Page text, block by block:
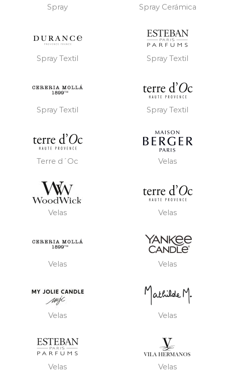
Spray Spray Cerámica
Spray Textil Spray Textil
Spray Textil Spray Textil
Terre d´Oc Velas
Velas Velas
Velas Velas
Velas Velas
Velas Velas